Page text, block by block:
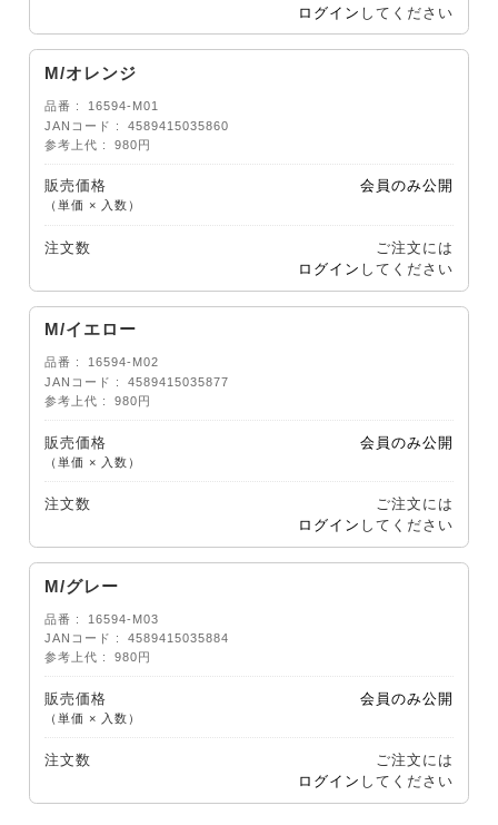
ログイン してください
M/オレンジ
品番
16594-M01
JANコード
4589415035860
参考上代
980円
販売価格
（単価 × 入数）
会員のみ公開
注文数
ご注文には
ログイン してください
M/イエロー
品番
16594-M02
JANコード
4589415035877
参考上代
980円
販売価格
（単価 × 入数）
会員のみ公開
注文数
ご注文には
ログイン してください
M/グレー
品番
16594-M03
JANコード
4589415035884
参考上代
980円
販売価格
（単価 × 入数）
会員のみ公開
注文数
ご注文には
ログイン してください